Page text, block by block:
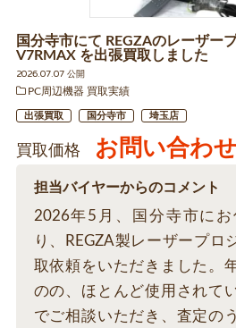
国分寺市にて REGZAのレーザー
V7RMAX を出張買取しました
2026.07.07 公開
PC周辺機器 買取実績
出張買取 国分寺市 埼玉店
買取価格 お問い合わ
担当バイヤーからのコメント
2026年5月、国分寺市にお
り、REGZA製レーザープロ
取依頼をいただきました。
のの、ほとんど使用されて
でご相談いただき、査定の